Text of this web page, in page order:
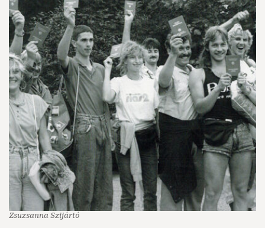
Zsuzsanna Szijártó